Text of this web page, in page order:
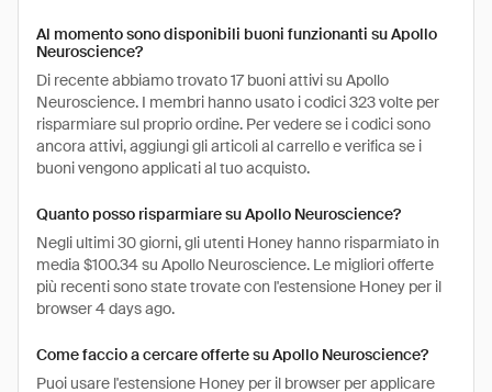
Al momento sono disponibili buoni funzionanti su Apollo
Neuroscience?
Di recente abbiamo trovato 17 buoni attivi su Apollo
Neuroscience. I membri hanno usato i codici 323 volte per
risparmiare sul proprio ordine. Per vedere se i codici sono
ancora attivi, aggiungi gli articoli al carrello e verifica se i
buoni vengono applicati al tuo acquisto.
Quanto posso risparmiare su Apollo Neuroscience?
Negli ultimi 30 giorni, gli utenti Honey hanno risparmiato in
media $100.34 su Apollo Neuroscience. Le migliori offerte
più recenti sono state trovate con l'estensione Honey per il
browser 4 days ago.
Come faccio a cercare offerte su Apollo Neuroscience?
Puoi usare l'estensione Honey per il browser per applicare